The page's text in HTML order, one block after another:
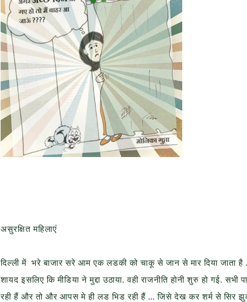
असुरक्षित महिलाएं
दिल्ली में भरे बाजार सरे आम एक लडकी को चाकू से जान से मार दिया जाता है .
शायद इसलिए कि मीडिया ने मुद्दा उठाया. वही राजनीति होनी शुरु हो गई. सभी
रही हैं और तो और आपस मे ही लड भिड रही हैं … जिसे देख कर शर्म से सिर